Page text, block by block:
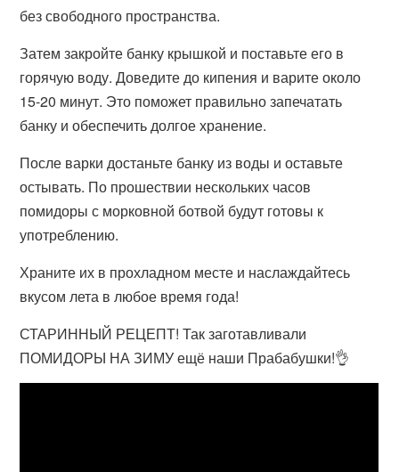
без свободного пространства.
Затем закройте банку крышкой и поставьте его в
горячую воду. Доведите до кипения и варите около
15-20 минут. Это поможет правильно запечатать
банку и обеспечить долгое хранение.
После варки достаньте банку из воды и оставьте
остывать. По прошествии нескольких часов
помидоры с морковной ботвой будут готовы к
употреблению.
Храните их в прохладном месте и наслаждайтесь
вкусом лета в любое время года!
СТАРИННЫЙ РЕЦЕПТ! Так заготавливали
ПОМИДОРЫ НА ЗИМУ ещё наши Прабабушки!👌